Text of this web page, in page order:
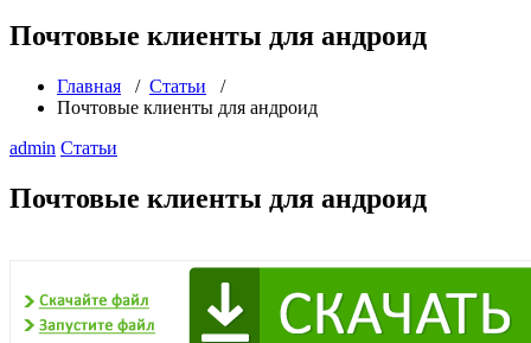
Почтовые клиенты для андроид
Главная / Статьи /
Почтовые клиенты для андроид
admin Статьи
Почтовые клиенты для андроид